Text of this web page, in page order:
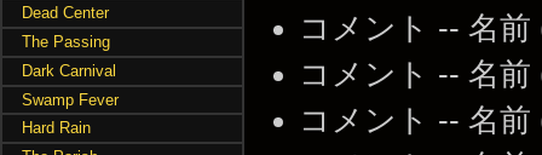
コメント -- 名前
コメント -- 名前
コメント -- 名前
Dead Center
The Passing
Dark Carnival
Swamp Fever
Hard Rain